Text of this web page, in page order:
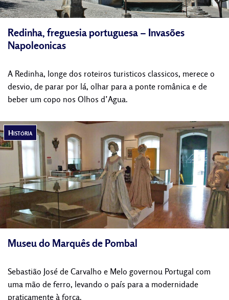
Redinha, freguesia portuguesa – Invasões
Napoleonicas
A Redinha, longe dos roteiros turisticos classicos, merece o
desvio, de parar por lá, olhar para a ponte românica e de
beber um copo nos Olhos d’Agua.
Museu do Marquês de Pombal
Sebastião José de Carvalho e Melo governou Portugal com
uma mão de ferro, levando o país para a modernidade
praticamente à força.
História